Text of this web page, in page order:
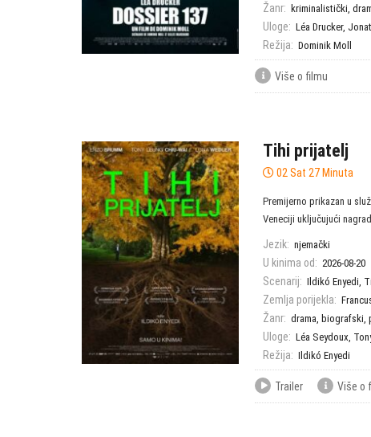
Žanr: kriminalistički,
Uloge: Léa Drucker,
Režija: Dominik Moll
Više o filmu
Tihi prijatelj
02 Sat 27 Minuta
Premijerno prikazan u
Veneciji uključujući
Jezik: njemački
U kinima od: 2026-08-20
Scenarij: Ildikó Enyedi,
Zemlja porijekla:
Žanr: drama, biografski,
Uloge: Léa Seydoux,
Režija: Ildikó Enyedi
Trailer Više o